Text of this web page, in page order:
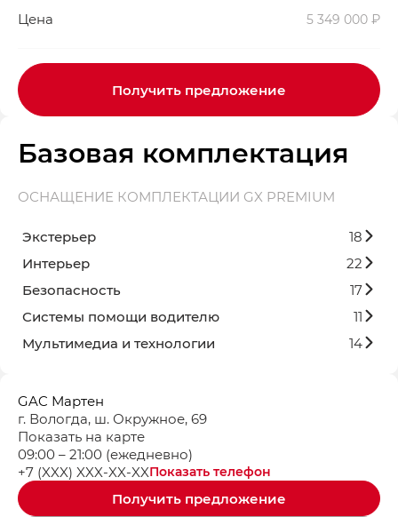
Цена 5 349 000 ₽
Получить предложение
Базовая комплектация
ОСНАЩЕНИЕ КОМПЛЕКТАЦИИ GX PREMIUM
Экстерьер
18
Интерьер
22
Безопасность
17
Системы помощи водителю
11
Мультимедиа и технологии
14
GAC Мартен
г. Вологда, ш. Окружное, 69
Показать на карте
09:00 – 21:00 (ежедневно)
Показать телефон
+7 (XXX) XXX-XX-XX
Получить предложение